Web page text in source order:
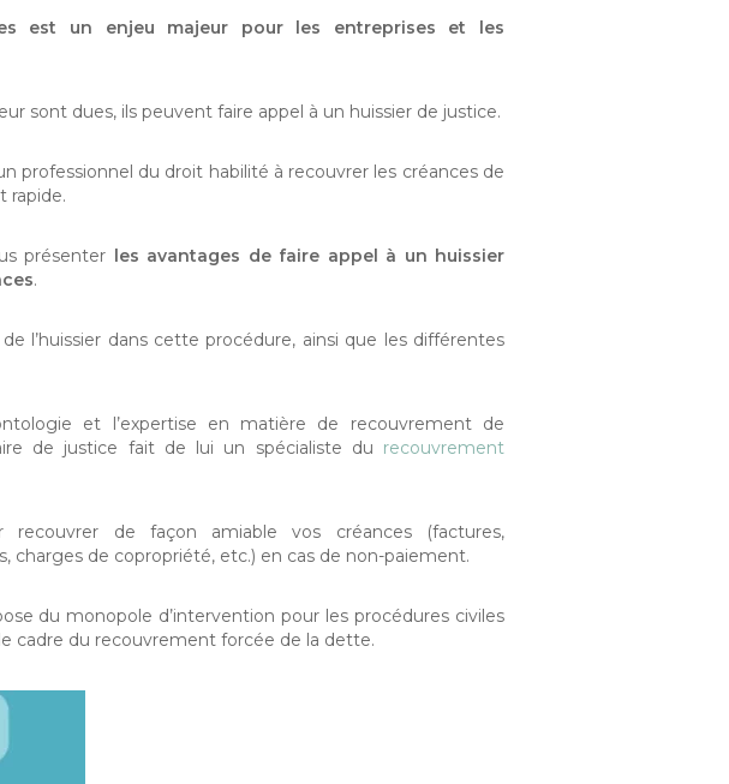
est un enjeu majeur pour les entreprises et les
sont dues, ils peuvent faire appel à un huissier de justice.
professionnel du droit habilité à recouvrer les créances de
rapide.
présenter les avantages de faire appel à un huissier
.
l’huissier dans cette procédure, ainsi que les différentes
et l’expertise en matière de recouvrement de
de justice fait de lui un spécialiste du recouvrement
recouvrer de façon amiable vos créances (factures,
charges de copropriété, etc.) en cas de non-paiement.
du monopole d’intervention pour les procédures civiles
cadre du recouvrement forcée de la dette.